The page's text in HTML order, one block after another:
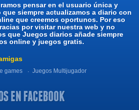
pensar en el usuario única y
siempre actualizamos a diario con
que creemos oportunos. Por eso
por visitar nuestra web y no
que Juegos diarios añade siempre
online y juegos gratis.
games Juegos Multijugador